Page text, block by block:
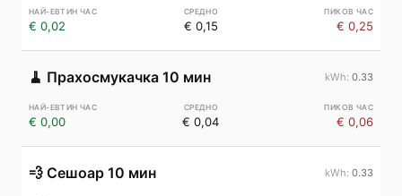
€ 0,02 € 0,15 € 0,25
🧹 Прахосмукачка 10 мин 0.33
€ 0,00 € 0,04 € 0,06
💨 Сешоар 10 мин 0.33